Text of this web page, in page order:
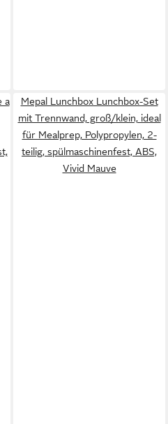
a
Mepal Lunchbox Lunchbox-Set
mit Trennwand, groß/klein, ideal
für Mealprep, Polypropylen, 2-
teilig, spülmaschinenfest, ABS,
Vivid Mauve